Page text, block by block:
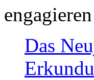
Das